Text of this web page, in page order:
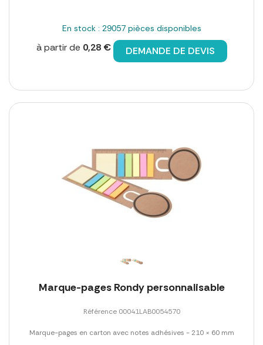
En stock : 29057 pièces disponibles
à partir de 0,28 € DEMANDE DE DEVIS
Marque-pages Rondy personnalisable
Référence 00041LAB0054570
Marque-pages en carton avec notes adhésives - 210 × 60 mm